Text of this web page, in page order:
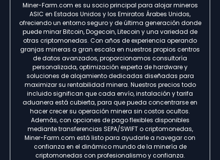
Miner-Farm.com es su socio principal para alojar mineros
ASIC en Estados Unidos y los Emiratos Árabes Unidos,
ofreciendo un entorno seguro y de última generación donde
puede minar Bitcoin, Dogecoin, Litecoin y una variedad de
otras criptomonedas. Con años de experiencia operando
granjas mineras a gran escala en nuestros propios centros
de datos avanzados, proporcionamos consultoría
personalizada, optimización experta de hardware y
soluciones de alojamiento dedicadas diseñadas para
maximizar su rentabilidad minera. Nuestros precios todo
incluido significan que cada envío, instalación y tarifa
aduanera está cubierta, para que pueda concentrarse en
hacer crecer su operación minera sin costos ocultos.
Además, con opciones de pago flexibles disponibles
mediante transferencias SEPA/SWIFT o criptomonedas,
Miner-Farm.com está listo para ayudarle a navegar con
confianza en el dinámico mundo de la minería de
criptomonedas con profesionalismo y confianza.